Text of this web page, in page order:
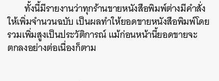
ทั้งนี้มีรายงานว่าทุกร้านขายหนังสือพิมพ์ต่างมีคำสั่ง
ให้เพิ่มจำนวนฉบับ เป็นผลทำให้ยอดขายหนังสือพิมพ์โดย
รวมเพิ่มสูงเป็นประวัติการณ์ แม้ก่อนหน้านี้ยอดขายจะ
ตกลงอย่างต่อเนื่องก็ตาม